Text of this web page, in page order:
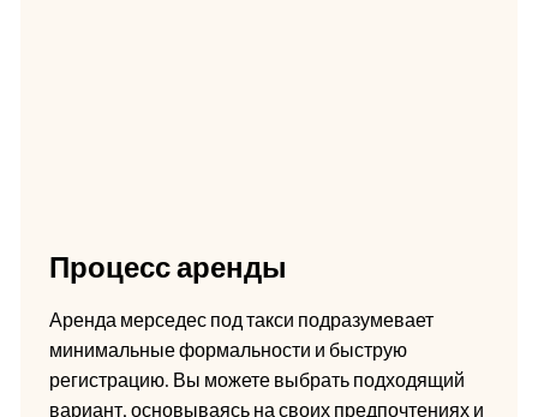
Процесс аренды
Аренда мерседес под такси подразумевает
минимальные формальности и быструю
регистрацию. Вы можете выбрать подходящий
вариант, основываясь на своих предпочтениях и